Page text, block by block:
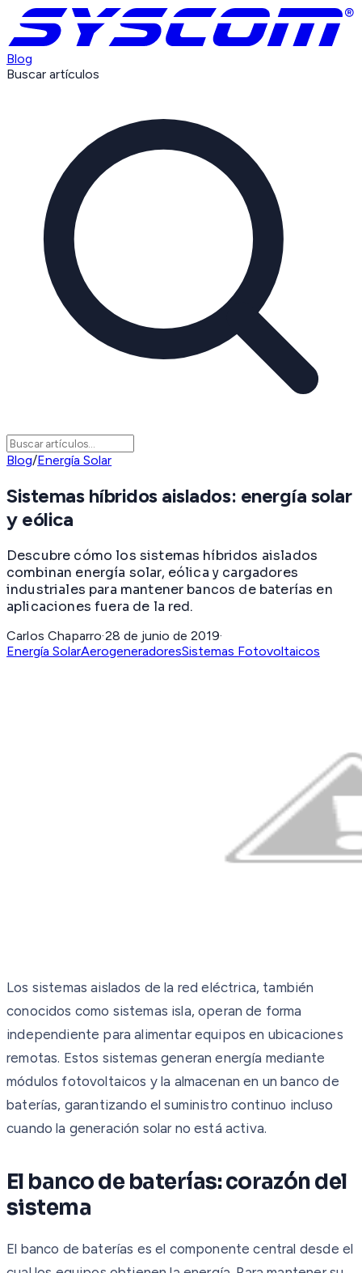
Blog
Buscar artículos
Blog/Energía Solar
Sistemas híbridos aislados: energía solar
y eólica
Descubre cómo los sistemas híbridos aislados
combinan energía solar, eólica y cargadores
industriales para mantener bancos de baterías en
aplicaciones fuera de la red.
Carlos Chaparro·28 de junio de 2019·
Energía SolarAerogeneradoresSistemas Fotovoltaicos
Los sistemas aislados de la red eléctrica, también
conocidos como sistemas isla, operan de forma
independiente para alimentar equipos en ubicaciones
remotas. Estos sistemas generan energía mediante
módulos fotovoltaicos y la almacenan en un banco de
baterías, garantizando el suministro continuo incluso
cuando la generación solar no está activa.
El banco de baterías: corazón del
sistema
El banco de baterías es el componente central desde el